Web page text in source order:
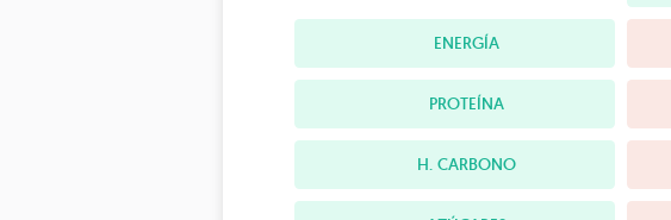
ENERGÍA
PROTEÍNA
H. CARBONO